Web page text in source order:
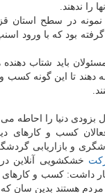
را ندهند.
در سطح استان
بود كه با ورود
باید شتاب
دهند تا این گونه كسب و
دنیا را احاطه می
كسب و كارهای
و بازاریابی
خشكشویی آنلاین
داشت: كسب و كارهای
هستند بدین سان كه